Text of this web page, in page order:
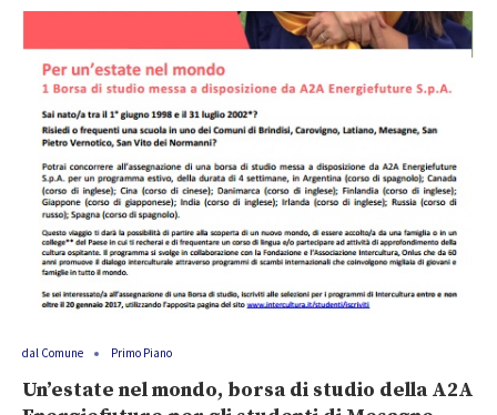
dal Comune Primo Piano
Un’estate nel mondo, borsa di studio della A2A